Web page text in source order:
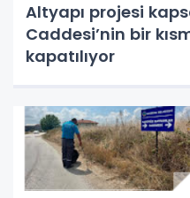
Altyapı projesi
Caddesi’nin bir
kapatılıyor